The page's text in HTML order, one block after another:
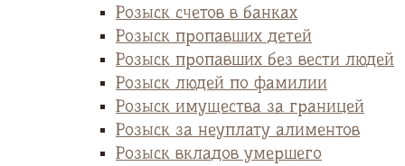
Розыск счетов в банках
Розыск пропавших детей
Розыск пропавших без вести людей
Розыск людей по фамилии
Розыск имущества за границей
Розыск за неуплату алиментов
Розыск вкладов умершего